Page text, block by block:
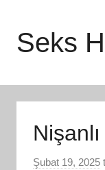
Seks
Şubat 19, 2025